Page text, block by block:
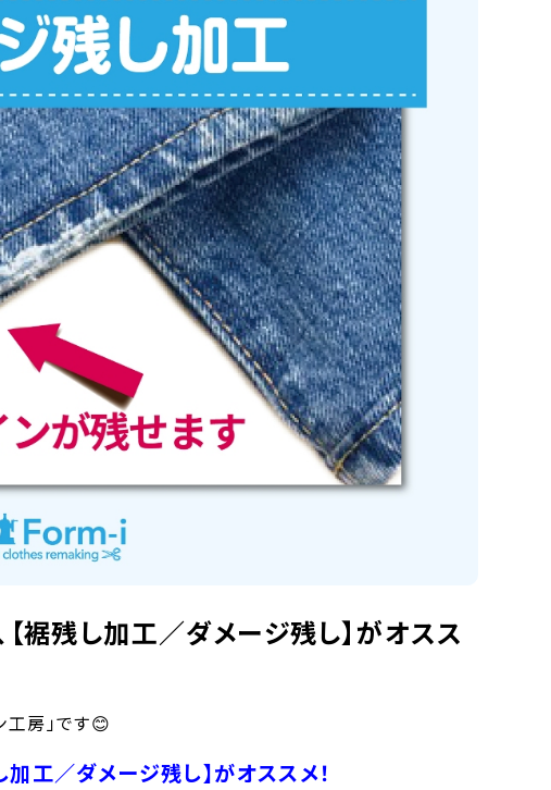
裾残し加工／ダメージ残し】がオスス
工房」です😊
工／ダメージ残し】がオススメ！